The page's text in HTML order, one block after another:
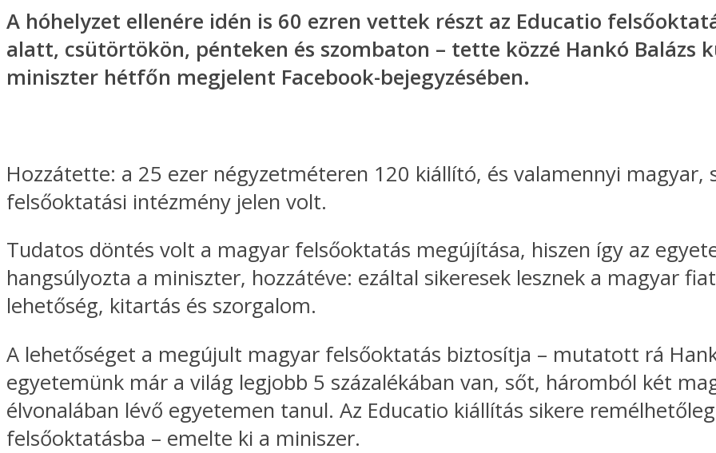
A hóhelyzet ellenére idén is 60 ezren vettek részt az Educatio
alatt, csütörtökön, pénteken és szombaton – tette közzé Hankó Balázs
miniszter hétfőn megjelent Facebook-bejegyzésében.
Hozzátette: a 25 ezer négyzetméteren 120 kiállító, és valamennyi magyar,
felsőoktatási intézmény jelen volt.
Tudatos döntés volt a magyar felsőoktatás megújítása, hiszen így az
hangsúlyozta a miniszter, hozzátéve: ezáltal sikeresek lesznek a magyar
lehetőség, kitartás és szorgalom.
A lehetőséget a megújult magyar felsőoktatás biztosítja – mutatott rá
egyetemünk már a világ legjobb 5 százalékában van, sőt, háromból két
élvonalában lévő egyetemen tanul. Az Educatio kiállítás sikere
felsőoktatásba – emelte ki a miniszer.